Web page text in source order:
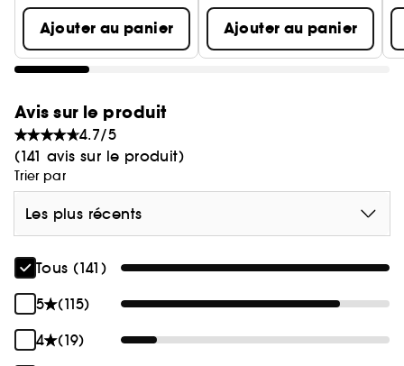
Ajouter au panier Ajouter au panier
Avis sur le produit
4.7/5
(141 avis sur le produit)
Trier par
Les plus récents
Tous (141)
5
(115)
4
(19)